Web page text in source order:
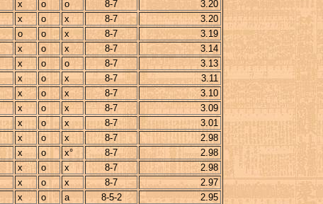
x o o 8-7
3.20
x o x 8-7
3.20
o o x 8-7
3.19
x o x 8-7
3.14
x o o 8-7
3.13
x o x 8-7
3.11
x o x 8-7
3.10
x o x 8-7
3.09
x o x 8-7
3.01
x o x 8-7
2.98
x o x° 8-7
2.98
x o x 8-7
2.98
x o x 8-7
2.97
x o a 8-5-2
2.95